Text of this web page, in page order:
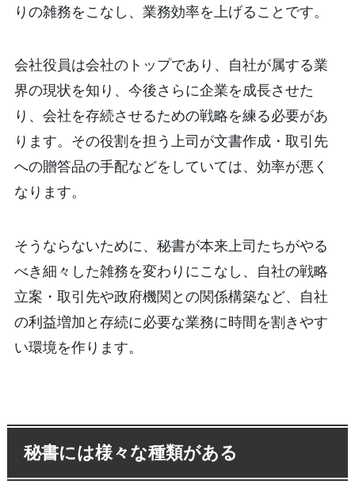
りの雑務をこなし、業務効率を上げることです。
会社役員は会社のトップであり、自社が属する業
界の現状を知り、今後さらに企業を成長させた
り、会社を存続させるための戦略を練る必要があ
ります。その役割を担う上司が文書作成・取引先
への贈答品の手配などをしていては、効率が悪く
なります。
そうならないために、秘書が本来上司たちがやる
べき細々した雑務を変わりにこなし、自社の戦略
立案・取引先や政府機関との関係構築など、自社
の利益増加と存続に必要な業務に時間を割きやす
い環境を作ります。
秘書には様々な種類がある